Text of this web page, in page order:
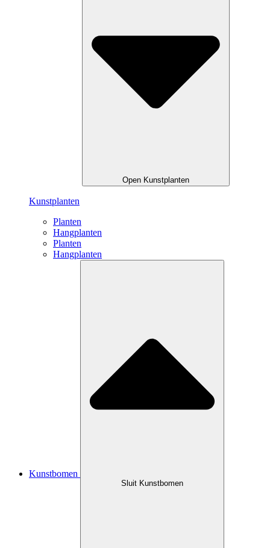
Open Kunstplanten
Kunstplanten
Planten
Hangplanten
Planten
Hangplanten
Kunstbomen
Sluit Kunstbomen